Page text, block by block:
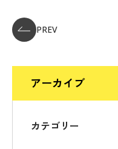
PREV
アーカイブ
カテゴリー